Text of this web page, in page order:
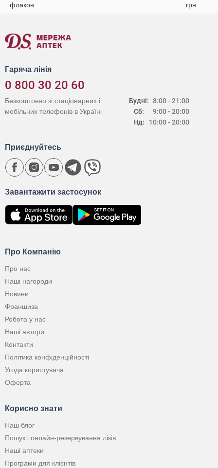
флакон
грн
Гаряча лінія
0 800 30 20 60
Будні:
Сб:
Нд:
8:00 - 21:00
9:00 - 20:00
10:00 - 20:00
Безкоштовно зі стаціонарних і
мобільних телефонів в Україні
Про Компанію
Про нас
Наші нагороди
Новини
Франшиза
Робота у нас
Наші автори
Контакти
Політика конфіденційності
Угода користувача
Оферта
Корисно знати
Наш блог
Пошук і онлайн-резервування ліків
Наші аптеки
Програми для клієнтів
Завантажити застосунок
Приєднуйтесь